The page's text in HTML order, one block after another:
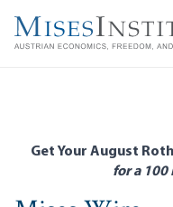
main
Get Your August
for a 100